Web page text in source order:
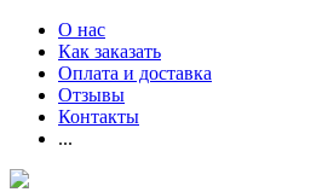
О нас
Как заказать
Оплата и доставка
Отзывы
Контакты
...